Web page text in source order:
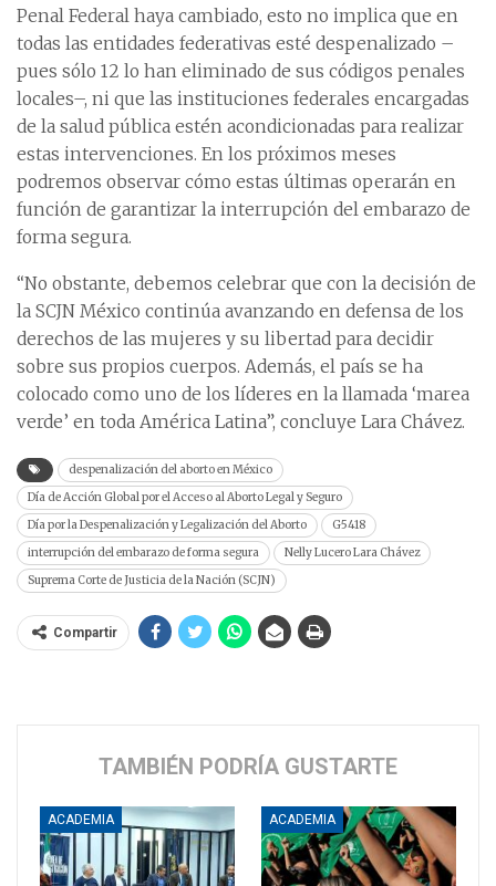
Penal Federal haya cambiado, esto no implica que en
todas las entidades federativas esté despenalizado –
pues sólo 12 lo han eliminado de sus códigos penales
locales–, ni que las instituciones federales encargadas
de la salud pública estén acondicionadas para realizar
estas intervenciones. En los próximos meses
podremos observar cómo estas últimas operarán en
función de garantizar la interrupción del embarazo de
forma segura.
“No obstante, debemos celebrar que con la decisión de
la SCJN México continúa avanzando en defensa de los
derechos de las mujeres y su libertad para decidir
sobre sus propios cuerpos. Además, el país se ha
colocado como uno de los líderes en la llamada ‘marea
verde’ en toda América Latina”, concluye Lara Chávez.
despenalización del aborto en México
Día de Acción Global por el Acceso al Aborto Legal y Seguro
Día por la Despenalización y Legalización del Aborto
G5418
interrupción del embarazo de forma segura
Nelly Lucero Lara Chávez
Suprema Corte de Justicia de la Nación (SCJN)
Compartir
TAMBIÉN PODRÍA GUSTARTE
ACADEMIA ACADEMIA